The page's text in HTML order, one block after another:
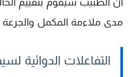
مدى ملاءمة المكمل والجرعة
التفاعلات الدوائية